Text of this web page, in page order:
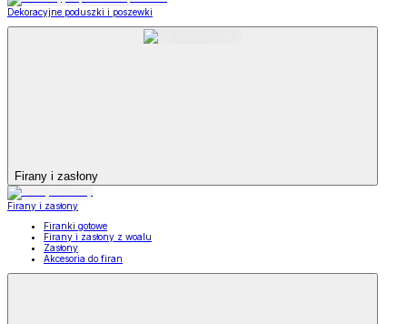
Dekoracyjne poduszki i poszewki
Firany i zasłony
Firany i zasłony
Firanki gotowe
Firany i zasłony z woalu
Zasłony
Akcesoria do firan